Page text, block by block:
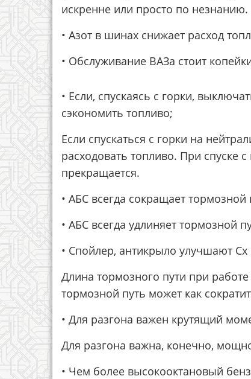
искренне или просто по незнанию.
• Азот в шинах снижает расход
• Обслуживание ВАЗа стоит
• Если, спускаясь с горки,
сэкономить топливо;
Если спускаться с горки на
расходовать топливо. При спуске
прекращается.
• АБС всегда сокращает тормозной
• АБС всегда удлиняет тормозной
• Спойлер, антикрыло улучшают
Длина тормозного пути при
тормозной путь может как
• Для разгона важен крутящий
Для разгона важна, конечно,
• Чем более высокооктановый